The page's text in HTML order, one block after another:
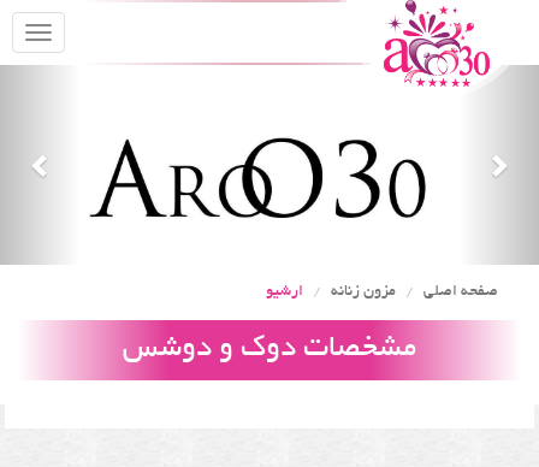
صفحه اصلی مزون زنانه ارشیو
مشخصات دوک و دوشس